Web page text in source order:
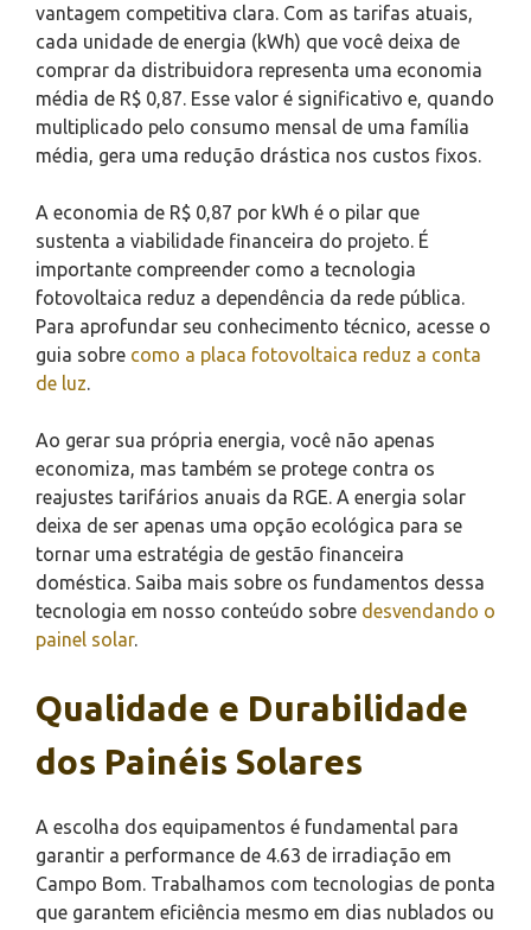
vantagem competitiva clara. Com as tarifas atuais,
cada unidade de energia (kWh) que você deixa de
comprar da distribuidora representa uma economia
média de R$ 0,87. Esse valor é significativo e, quando
multiplicado pelo consumo mensal de uma família
média, gera uma redução drástica nos custos fixos.
A economia de R$ 0,87 por kWh é o pilar que
sustenta a viabilidade financeira do projeto. É
importante compreender como a tecnologia
fotovoltaica reduz a dependência da rede pública.
Para aprofundar seu conhecimento técnico, acesse o
guia sobre como a placa fotovoltaica reduz a conta
de luz
Ao gerar sua própria energia, você não apenas
economiza, mas também se protege contra os
reajustes tarifários anuais da RGE. A energia solar
deixa de ser apenas uma opção ecológica para se
tornar uma estratégia de gestão financeira
doméstica. Saiba mais sobre os fundamentos dessa
tecnologia em nosso conteúdo sobre desvendando o
painel solar.
Qualidade e Durabilidade
dos Painéis Solares
A escolha dos equipamentos é fundamental para
garantir a performance de 4.63 de irradiação em
Campo Bom. Trabalhamos com tecnologias de ponta
que garantem eficiência mesmo em dias nublados ou